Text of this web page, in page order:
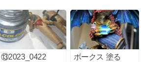
⑬2023_0422
ボークス 塗る